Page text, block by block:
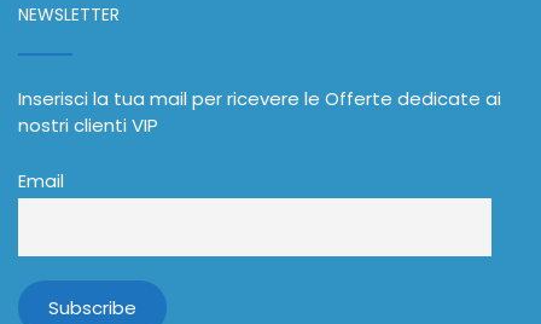
NEWSLETTER
Inserisci la tua mail per ricevere le Offerte dedicate ai
nostri clienti VIP
Email